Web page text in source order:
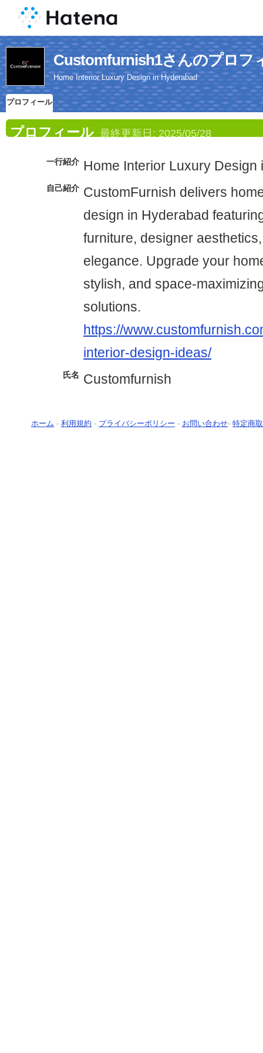
Customfurnish1さんのプロフ
Home Interior Luxury Design in Hyderabad
プロフィール
プロフィール 最終更新日: 2025/05/28
一行紹介 Home Interior Luxury Design
自己紹介 CustomFurnish delivers
design in Hyderabad
furniture, designer
elegance. Upgrade your
stylish, and space-
solutions.
https://
interior-design-ideas/
氏名 Customfurnish
ホーム - 利用規約 - プライバシーポリシー - お問い合わせ- 特定商